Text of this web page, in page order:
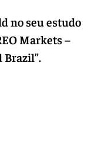
no seu estudo
Markets –
Brazil”.